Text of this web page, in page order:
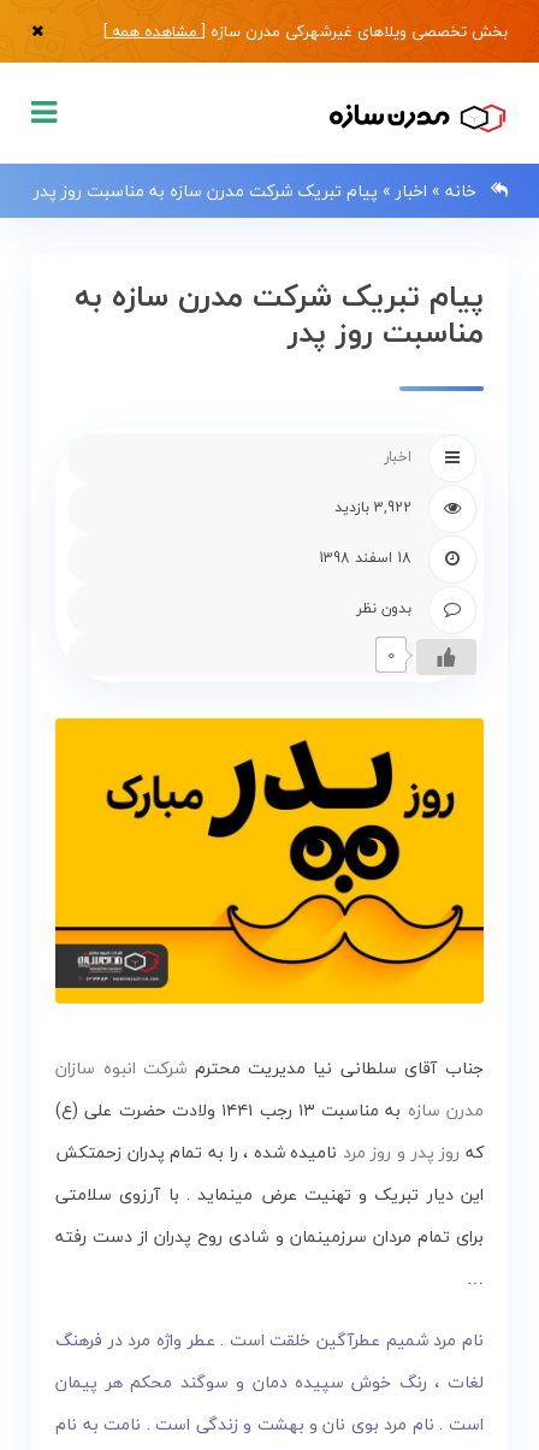
بخش تخصصی ویلاهای غیرشهرکی مدرن سازه [مشاهده همه]
خانه» اخبار» پیام تبریک شرکت مدرن سازه به مناسبت روز پدر
پیام تبریک شرکت مدرن سازه به
مناسبت روز پدر
اخبار
3,922 بازدید
18 اسفند 1398
بدون نظر
0
جناب آقای سلطانی نیا مدیریت محترم شرکت انبوه سازان
مدرن سازه
به مناسبت ۱۳ رجب ۱۴۴۱ ولادت حضرت علی (ع)
که روز پدر و روز مرد نامیده شده ، را به تمام پدران زحمتکش
این دیار تبریک و تهنیت عرض مینماید . با آرزوی سلامتی
برای تمام مردان سرزمینمان و شادی روح پدران از دست رفته
…
نام مرد شمیم عطرآگین خلقت است . عطر واژه مرد در فرهنگ
لغات ، رنگ خوش سپیده‌ دمان و سوگند محکم هر پیمان
است . نام مرد بوی نان و بهشت و زندگی است . نامت به نام
0133483
صفحه
گالری
گردشگری
تماس